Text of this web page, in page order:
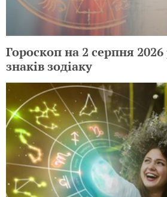
Гороскоп на 2 серпня 2026
знаків зодіаку